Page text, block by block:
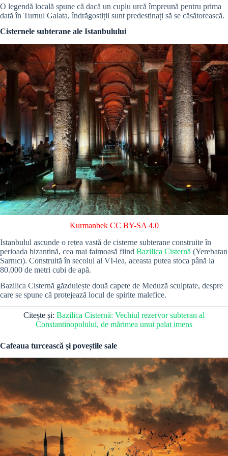
O legendă locală spune că dacă un cuplu urcă împreună pentru prima
dată în Turnul Galata, îndrăgostiții sunt predestinați să se căsătorească.
Cisternele subterane ale Istanbulului
Kurmanbek CC BY-SA 4.0
Istanbulul ascunde o rețea vastă de cisterne subterane construite în
perioada bizantină, cea mai faimoasă fiind Bazilica Cisternă (Yerebatan
Sarnıcı). Construită în secolul al VI-lea, aceasta putea stoca până la
80.000 de metri cubi de apă.
Bazilica Cisternă găzduiește două capete de Meduză sculptate, despre
care se spune că protejează locul de spirite malefice.
Citește și: Bazilica Cisternă: Vechiul rezervor subteran al
Constantinopolului, de mărimea unui palat imens
Cafeaua turcească și poveștile sale